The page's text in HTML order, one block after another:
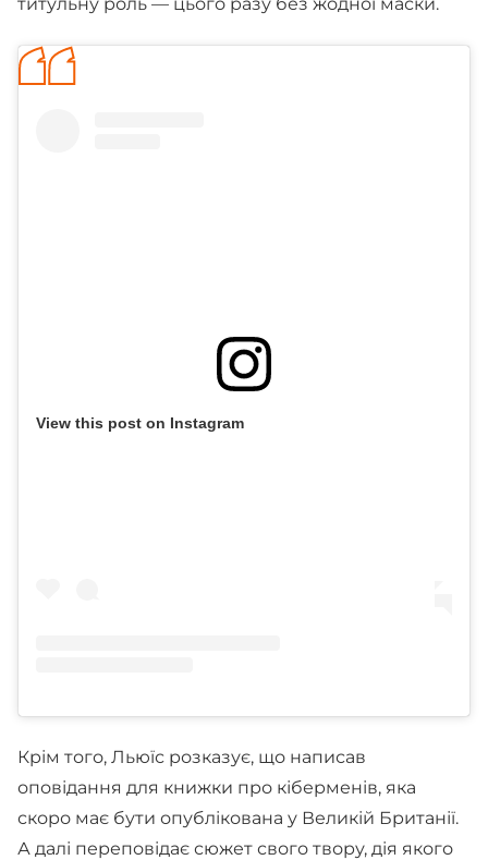
View this post on Instagram
Крім того, Льюїс розказує, що написав
оповідання для книжки про кіберменів, яка
скоро має бути опублікована у Великій Британії.
А далі переповідає сюжет свого твору, дія якого